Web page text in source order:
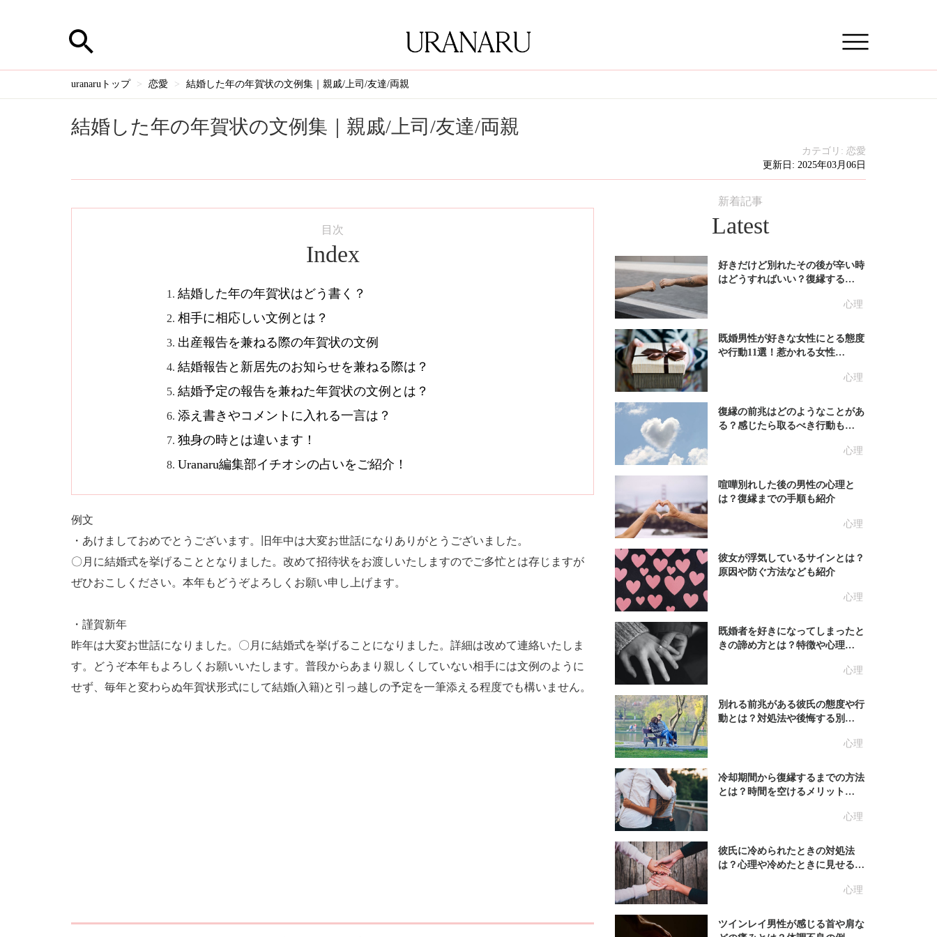
uranaruトップ 恋愛 結婚した年の年賀状の文例集｜親戚/上司/友達/両親
結婚した年の年賀状の文例集｜親戚/上司/友達/両親
カテゴリ: 恋愛
更新日: 2025年03月06日
目次
Index
結婚した年の年賀状はどう書く？
相手に相応しい文例とは？
出産報告を兼ねる際の年賀状の文例
結婚報告と新居先のお知らせを兼ねる際は？
結婚予定の報告を兼ねた年賀状の文例とは？
添え書きやコメントに入れる一言は？
独身の時とは違います！
Uranaru編集部イチオシの占いをご紹介！
例文
・あけましておめでとうございます。旧年中は大変お世話になりありがとうございました。
〇月に結婚式を挙げることとなりました。改めて招待状をお渡しいたしますのでご多忙とは存じますが
ぜひおこしください。本年もどうぞよろしくお願い申し上げます。
・謹賀新年
昨年は大変お世話になりました。〇月に結婚式を挙げることになりました。詳細は改めて連絡いたしま
す。どうぞ本年もよろしくお願いいたします。普段からあまり親しくしていない相手には文例のように
せず、毎年と変わらぬ年賀状形式にして結婚(入籍)と引っ越しの予定を一筆添える程度でも構いません。
新着記事
Latest
心理
好きだけど別れたその後が辛い時
はどうすればいい？復縁する…
心理
既婚男性が好きな女性にとる態度
や行動11選！惹かれる女性…
心理
復縁の前兆はどのようなことがあ
る？感じたら取るべき行動も…
心理
喧嘩別れした後の男性の心理と
は？復縁までの手順も紹介
心理
彼女が浮気しているサインとは？
原因や防ぐ方法なども紹介
心理
既婚者を好きになってしまったと
きの諦め方とは？特徴や心理…
心理
別れる前兆がある彼氏の態度や行
動とは？対処法や後悔する別…
心理
冷却期間から復縁するまでの方法
とは？時間を空けるメリット…
心理
彼氏に冷められたときの対処法
は？心理や冷めたときに見せる…
ツインレイ男性が感じる首や肩な